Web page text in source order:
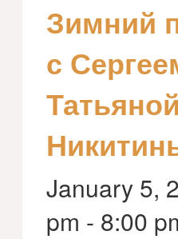
Зимний
с
Татьяной
January 5,
pm - 8:00